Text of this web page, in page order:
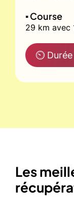
▪️ Course
29 km avec
⏲ Durée
Les